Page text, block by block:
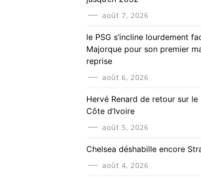
août 7, 2026
le PSG s’incline lourdement
Majorque pour son premier
reprise
août 6, 2026
Hervé Renard de retour sur le
Côte d’Ivoire
août 5, 2026
Chelsea déshabille encore
août 4, 2026